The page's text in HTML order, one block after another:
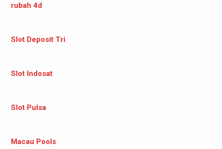
rubah 4d
Slot Deposit Tri
Slot Indosat
Slot Pulsa
Macau Pools